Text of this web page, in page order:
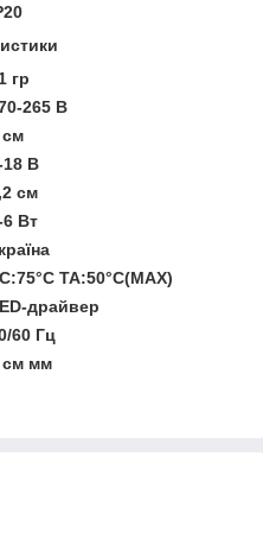
гр
265 В
см
18 В
см
6 Вт
TA:50°C(MAX)
драйвер
60 Гц
см мм